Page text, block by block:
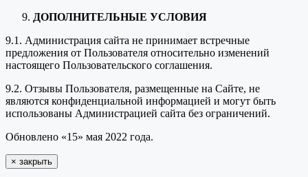
ДОПОЛНИТЕЛЬНЫЕ УСЛОВИЯ
9.1. Администрация сайта не принимает встречные
предложения от Пользователя относительно изменений
настоящего Пользовательского соглашения.
9.2. Отзывы Пользователя, размещенные на Сайте, не
являются конфиденциальной информацией и могут быть
использованы Администрацией сайта без ограничений.
Обновлено «15» мая 2022 года.
× закрыть